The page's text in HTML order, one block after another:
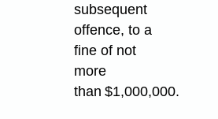
subsequent
offence, to a
fine of not
more
than $1,000,000.